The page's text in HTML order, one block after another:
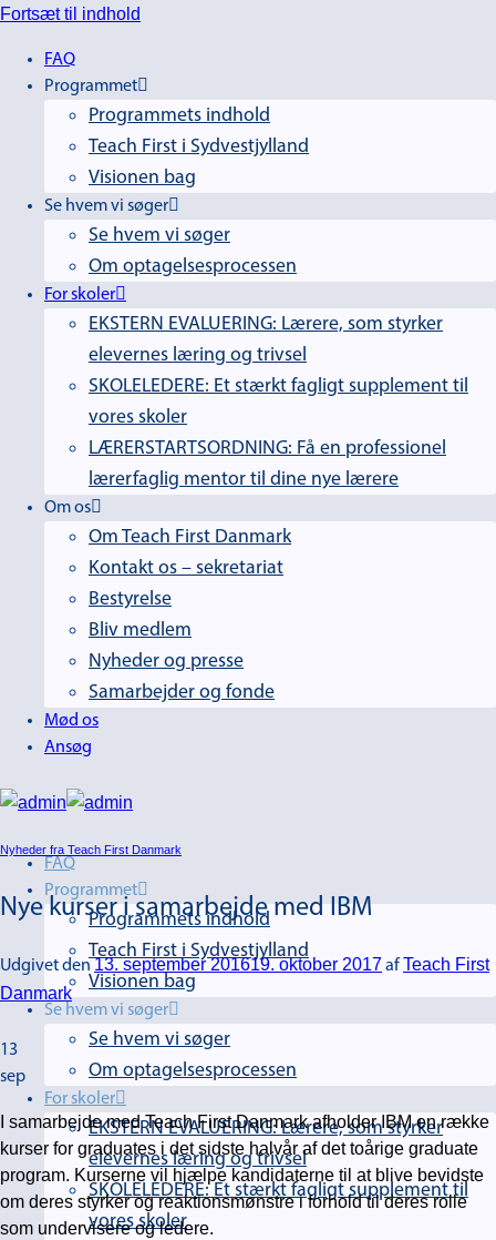
Fortsæt til indhold
FAQ
Programmet
Programmets indhold
Teach First i Sydvestjylland
Visionen bag
Se hvem vi søger
Se hvem vi søger
Om optagelsesprocessen
For skoler
EKSTERN EVALUERING: Lærere, som styrker
elevernes læring og trivsel
SKOLELEDERE: Et stærkt fagligt supplement til
vores skoler
LÆRERSTARTSORDNING: Få en professionel
lærerfaglig mentor til dine nye lærere
Om os
Om Teach First Danmark
Kontakt os – sekretariat
Bestyrelse
Bliv medlem
Nyheder og presse
Samarbejder og fonde
Mød os
Ansøg
FAQ
Programmet
Programmets indhold
Teach First i Sydvestjylland
Visionen bag
Se hvem vi søger
Se hvem vi søger
Om optagelsesprocessen
For skoler
EKSTERN EVALUERING: Lærere, som styrker
elevernes læring og trivsel
SKOLELEDERE: Et stærkt fagligt supplement til
vores skoler
Nyheder fra Teach First Danmark
Nye kurser i samarbejde med IBM
Udgivet den 13. september 201619. oktober 2017afTeach First
Danmark
13
sep
I samarbejde med Teach First Danmark afholder IBM en række
kurser for graduates i det sidste halvår af det toårige graduate
program. Kurserne vil hjælpe kandidaterne til at blive bevidste
om deres styrker og reaktionsmønstre i forhold til deres rolle
som undervisere og ledere.